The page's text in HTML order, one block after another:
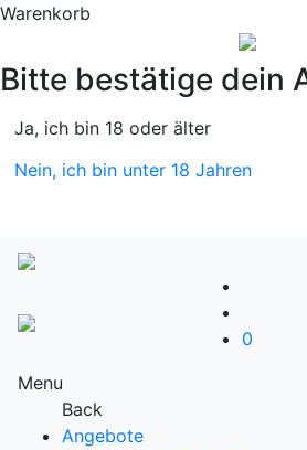
Warenkorb
Bitte bestätige dein
Ja, ich bin 18 oder älter
Nein, ich bin unter 18 Jahren
0
Menu
Back
Angebote